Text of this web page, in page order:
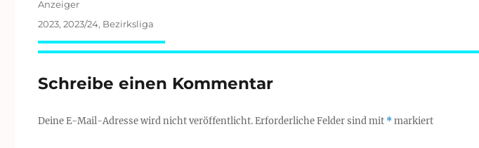
Anzeiger
Schlagwörter
2023, 2023/24, Bezirksliga
Schreibe einen Kommentar
Deine E-Mail-Adresse wird nicht veröffentlicht. Erforderliche Felder sind mit *markiert